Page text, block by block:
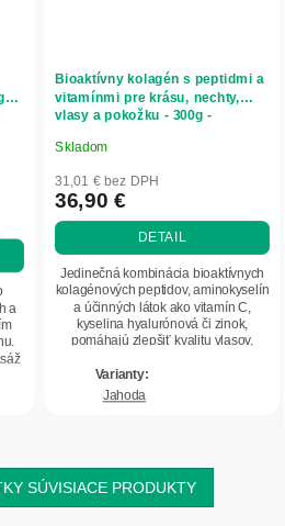
a
Bioaktívny kolagén s peptidmi a
vitamínmi pre krásu, nechty,
vlasy a pokožku - 300g -
Priemerné
hodnotenie
produktu
je
5
hviezdičiek.
Skladom
31,01 € bez DPH
36,90 €
DETAIL
Jedinečná kombinácia bioaktívnych
kolagénových peptidov, aminokyselín
a účinných látok ako vitamín C,
kyselina hyalurónová či zinok,
pomáhajú zlepšiť kvalitu vlasov,
Jahoda
SÚVISIACE PRODUKTY